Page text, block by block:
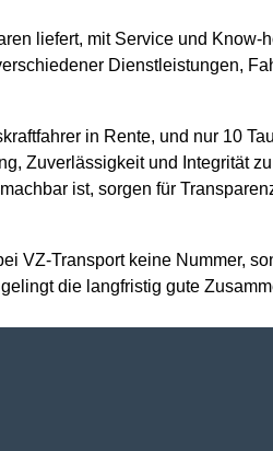
liefert, mit Service und
Dienstleistungen,
in Rente, und nur 10
Zuverlässigkeit und Integrität
ist, sorgen für
VZ-Transport keine Nummer,
die langfristig gute